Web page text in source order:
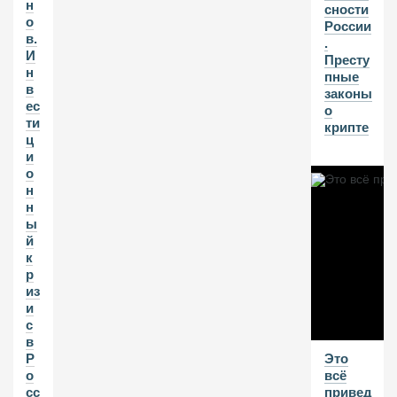
н
о
в.
И
н
в
ес
ти
ц
и
о
н
н
ы
й
к
р
из
и
с
в
Р
о
сс
сности
России
.
Престу
пные
законы
о
крипте
Это
всё
привед